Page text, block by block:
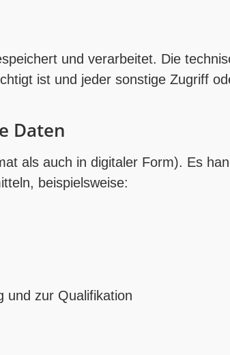
und verarbeitet. Die
ist und jeder sonstige Zugriff
Daten
als auch in digitaler Form). Es
beispielsweise:
und zur Qualifikation